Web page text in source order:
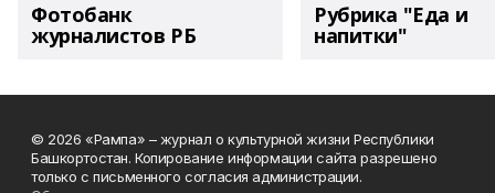
Фотобанк
журналистов РБ
Рубрика "Еда и
напитки"
© 2026 «Рампа» – журнал о культурной жизни Республики
Башкортостан. Копирование информации сайта разрешено
только с письменного согласия администрации.